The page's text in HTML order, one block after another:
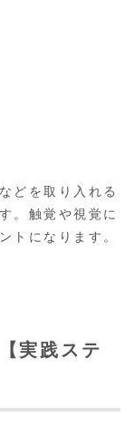
どを取り入れる
。触覚や視覚に
トになります。
実践ステ